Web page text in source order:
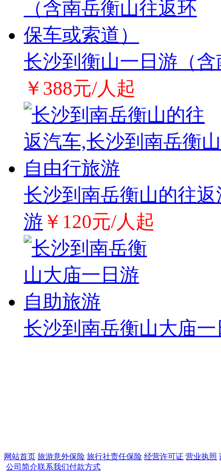
长沙到衡山一日游（
￥388元/人起
长沙到南岳衡山的往
游 ￥120元/人起
长沙到南岳衡山大庙
网站首页 旅游意外保险 旅行社责任保险 经营许可证 营业执照
公司简介联系我们付款方式